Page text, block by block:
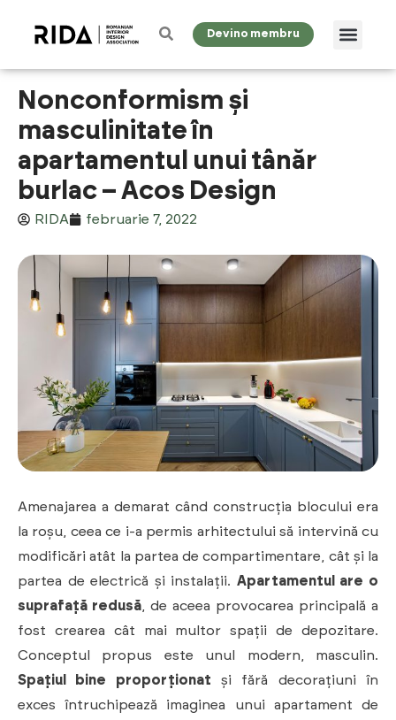
Devino membru
Nonconformism și
masculinitate în
apartamentul unui tânăr
burlac – Acos Design
RIDA februarie 7, 2022
Amenajarea a demarat când construcția blocului era
la roșu, ceea ce i-a permis arhitectului să intervină cu
modificări atât la partea de compartimentare, cât și la
partea de electrică și instalații. Apartamentul are o
suprafață redusă , de aceea provocarea principală a
fost crearea cât mai multor spații de depozitare.
Conceptul propus este unul modern, masculin.
Spațiul bine proporționat și fără decorațiuni în
exces întruchipează imaginea unui apartament de